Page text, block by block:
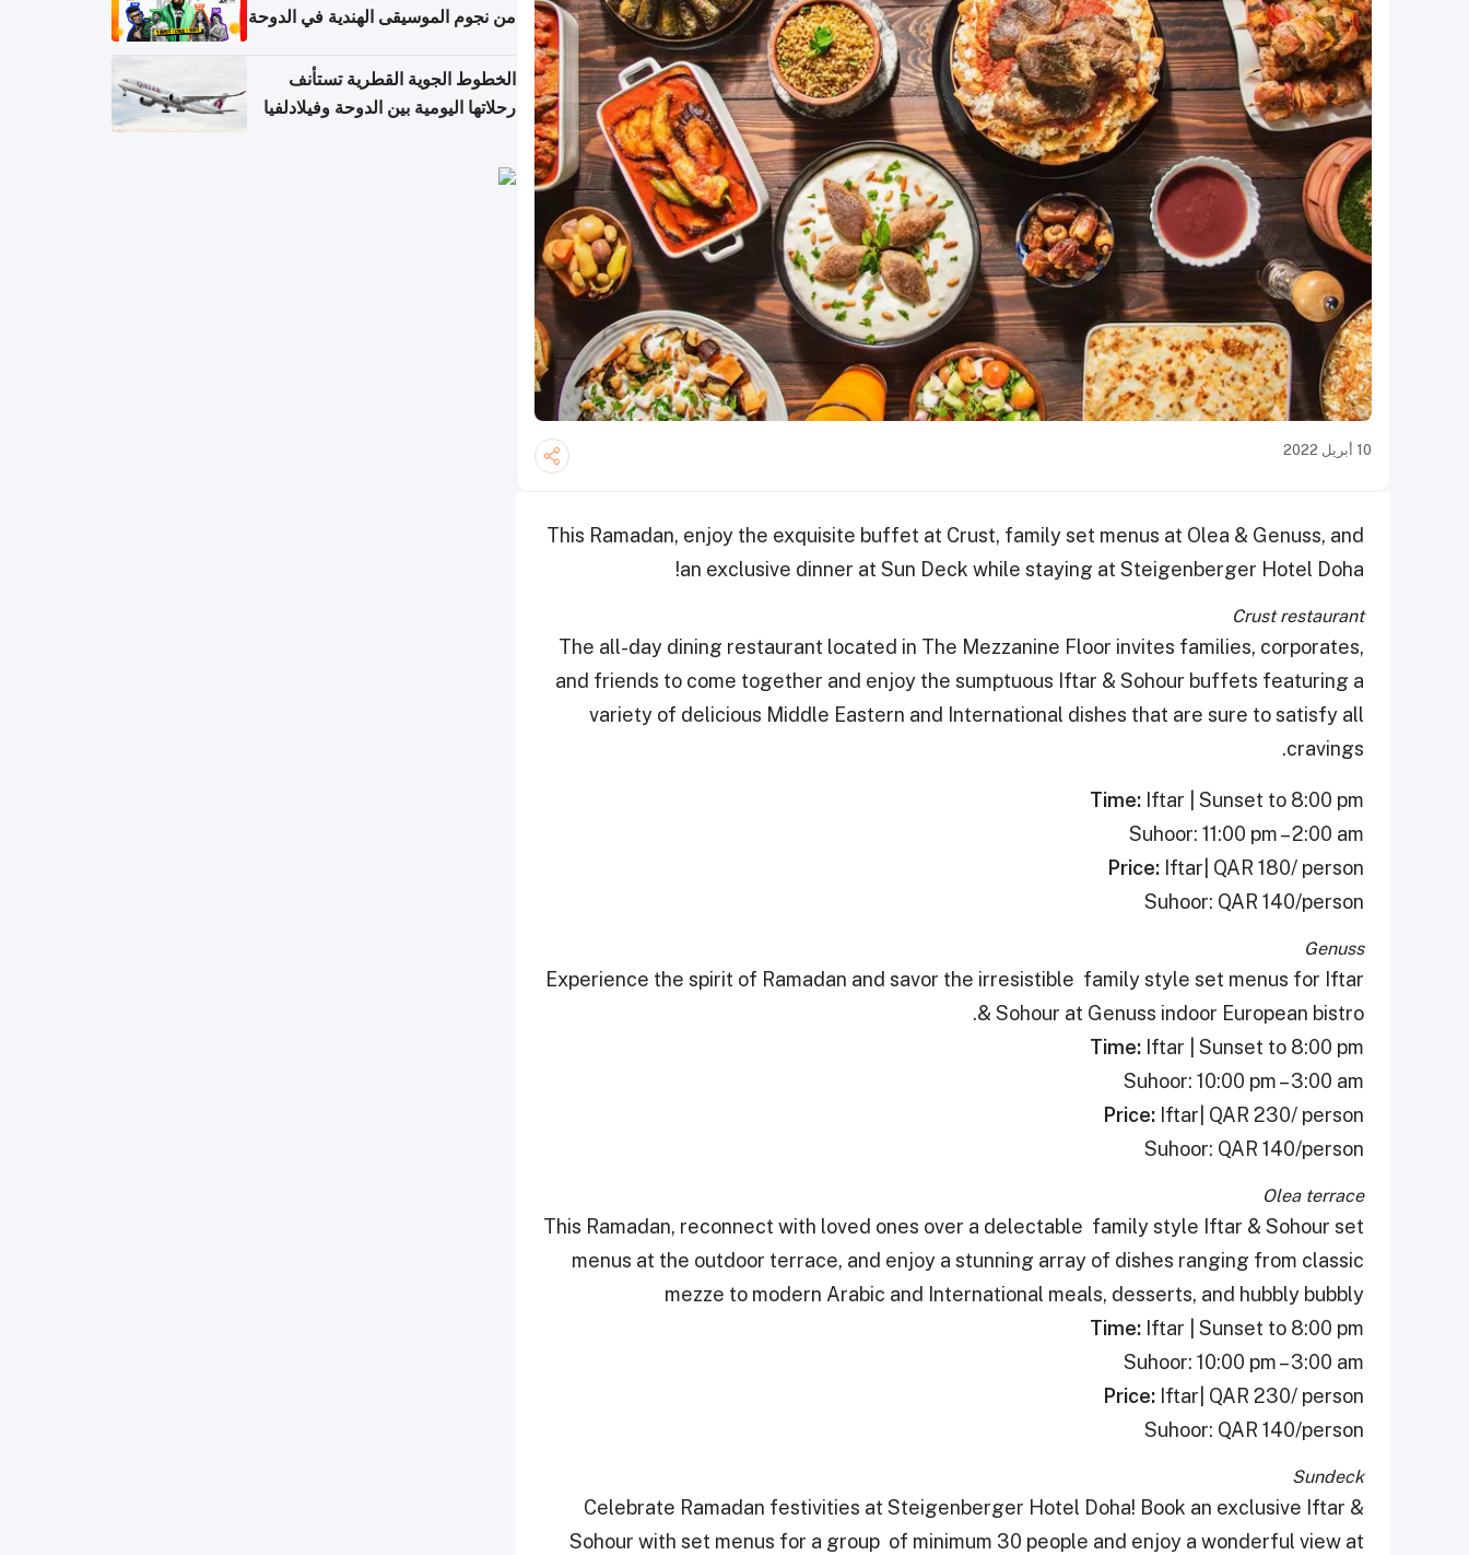
10 أبريل 2022
This Ramadan, enjoy the exquisite buffet at Crust, family set menus at Olea & Genuss, and
an exclusive dinner at Sun Deck while staying at Steigenberger Hotel Doha!
Crust restaurant
The all-day dining restaurant located in The Mezzanine Floor invites families, corporates,
and friends to come together and enjoy the sumptuous Iftar & Sohour buffets featuring a
variety of delicious Middle Eastern and International dishes that are sure to satisfy all
cravings.
Time: Iftar | Sunset to 8:00 pm
Suhoor: 11:00 pm – 2:00 am
Price: Iftar| QAR 180/ person
Suhoor: QAR 140/person
Genuss
Experience the spirit of Ramadan and savor the irresistible family style set menus for Iftar
& Sohour at Genuss indoor European bistro.
Time: Iftar | Sunset to 8:00 pm
Suhoor: 10:00 pm – 3:00 am
Price: Iftar| QAR 230/ person
Suhoor: QAR 140/person
Olea terrace
This Ramadan, reconnect with loved ones over a delectable family style Iftar & Sohour set
menus at the outdoor terrace, and enjoy a stunning array of dishes ranging from classic
mezze to modern Arabic and International meals, desserts, and hubbly bubbly
Time: Iftar | Sunset to 8:00 pm
Suhoor: 10:00 pm – 3:00 am
Price: Iftar| QAR 230/ person
Suhoor: QAR 140/person
Sundeck
Celebrate Ramadan festivities at Steigenberger Hotel Doha! Book an exclusive Iftar &
Sohour with set menus for a group of minimum 30 people and enjoy a wonderful view at
من نجوم الموسيقى الهندية في الدوحة
الخطوط الجوية القطرية تستأنف
رحلاتها اليومية بين الدوحة وفيلادلفيا